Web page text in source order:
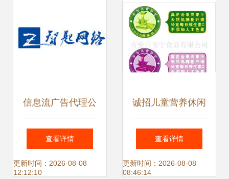
信息流广告代理公
司 高效代理各类广
告，助力企业精准
查看详情
更新时间：2026-08-08
12:12:10
诚招儿童营养休闲
食品代理，携手共
赢广告推广蓝海
查看详情
更新时间：2026-08-08
08:46:14